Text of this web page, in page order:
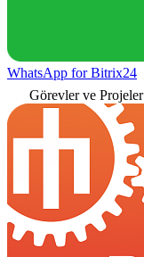
WhatsApp for Bitrix24
Görevler ve Projeler